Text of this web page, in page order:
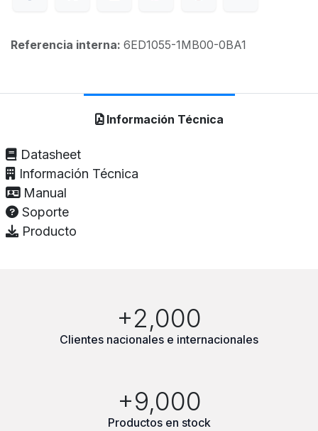
Referencia interna: 6ED1055-1MB00-0BA1
Información Técnica
Datasheet
Información Técnica
Manual
Soporte
Producto
+2,000
Clientes nacionales e internacionales
+9,000
Productos en stock